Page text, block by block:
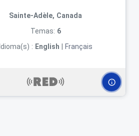
Sainte-Adèle, Canada
Temas: 6
Idioma(s) : English Français